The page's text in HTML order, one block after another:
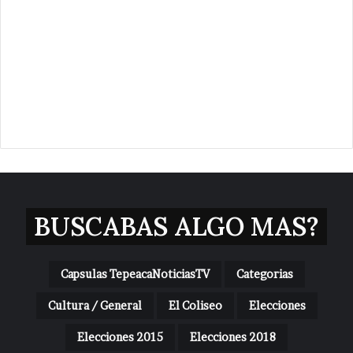
BUSCABAS ALGO MAS?
Capsulas TepeacaNoticiasTV Categorias
Cultura / General El Coliseo Elecciones
Elecciones 2015 Elecciones 2018